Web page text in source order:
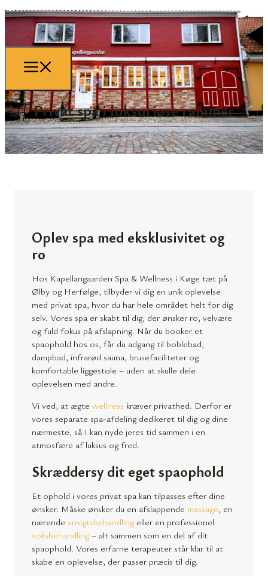
Privat spa i luksuriøse rammer
Oplev spa med eksklusivitet og
ro
Hos Kapellangaarden Spa & Wellness i Køge tæt på
Ølby og Herfølge, tilbyder vi dig en unik oplevelse
med privat spa, hvor du har hele området helt for dig
selv. Vores spa er skabt til dig, der ønsker ro, velvære
og fuld fokus på afslapning. Når du booker et
spaophold hos os, får du adgang til boblebad,
dampbad, infrarød sauna, brusefaciliteter og
komfortable liggestole – uden at skulle dele
oplevelsen med andre.
Vi ved, at ægte wellness kræver privathed. Derfor er
vores separate spa-afdeling dedikeret til dig og dine
nærmeste, så I kan nyde jeres tid sammen i en
atmosfære af luksus og fred.
Skræddersy dit eget spaophold
Et ophold i vores privat spa kan tilpasses efter dine
ønsker. Måske ønsker du en afslappende massage, en
nærende ansigtsbehandling eller en professionel
voksbehandling – alt sammen som en del af dit
spaophold. Vores erfarne terapeuter står klar til at
skabe en oplevelse, der passer præcis til dig.